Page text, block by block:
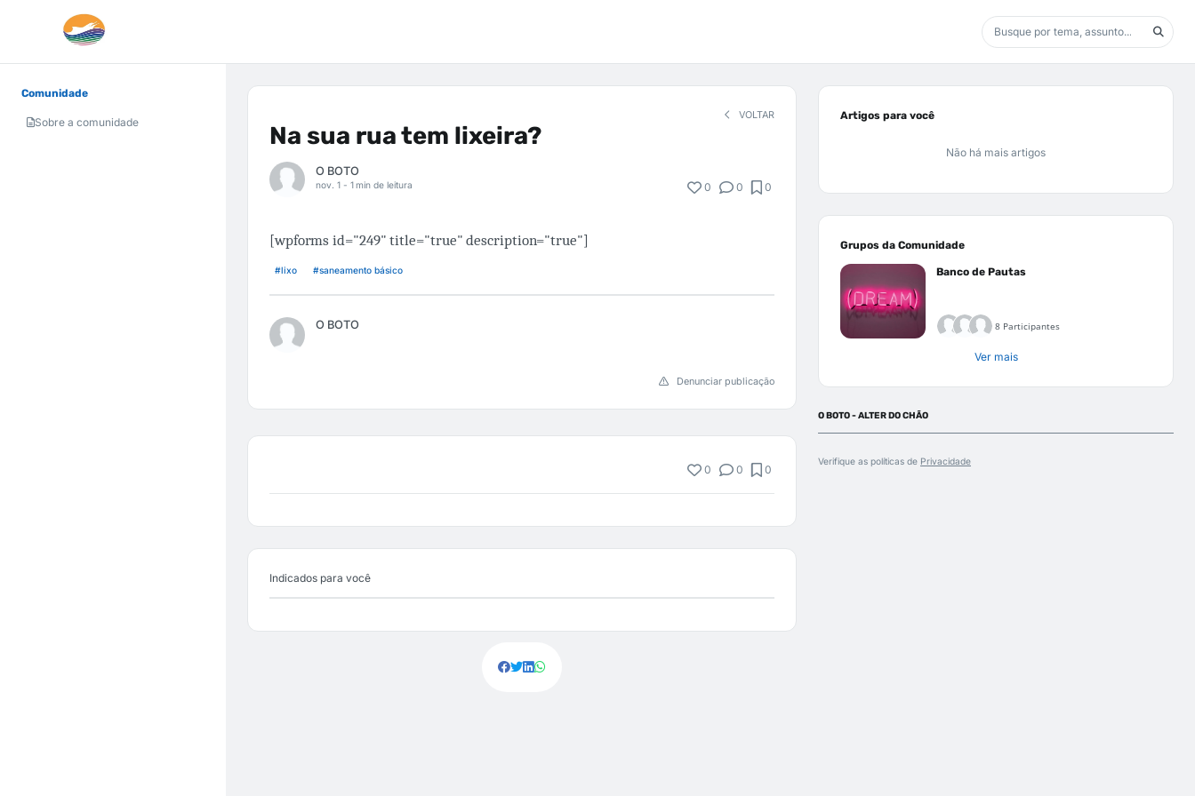
Comunidade
Sobre a comunidade
VOLTAR
Na sua rua tem lixeira?
O BOTO
nov. 1 - 1 min de leitura 0 0 0
[wpforms id="249" title="true" description="true"]
#lixo #saneamento básico
O BOTO
Denunciar publicação
0 0 0
Indicados para você
Artigos para você
Não há mais artigos
Grupos da Comunidade
Banco de Pautas
8 Participantes
Ver mais
O BOTO - ALTER DO CHÃO
Verifique as políticas de Privacidade